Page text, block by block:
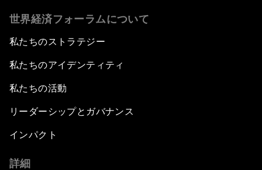
世界経済フォーラムについて
私たちのストラテジー
私たちのアイデンティティ
私たちの活動
リーダーシップとガバナンス
インパクト
詳細